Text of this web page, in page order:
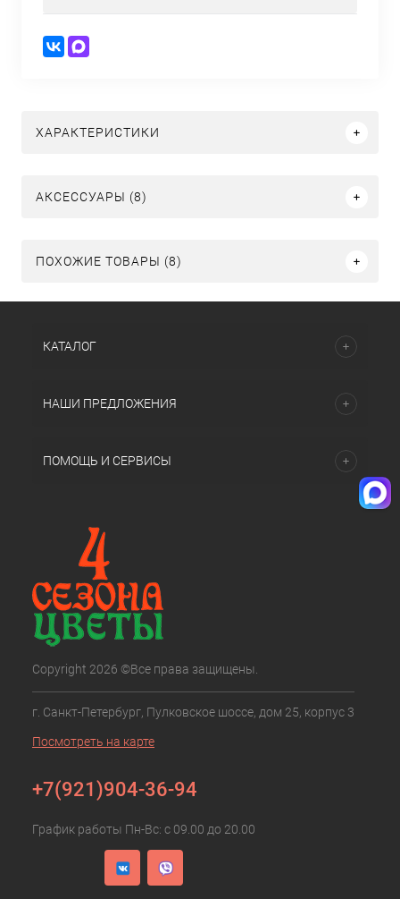
ХАРАКТЕРИСТИКИ
АКСЕССУАРЫ (8)
ПОХОЖИЕ ТОВАРЫ (8)
КАТАЛОГ
НАШИ ПРЕДЛОЖЕНИЯ
ПОМОЩЬ И СЕРВИСЫ
Copyright 2026 ©Все права защищены.
г. Санкт-Петербург, Пулковское шоссе, дом 25, корпус 3
Посмотреть на карте
+7(921)904-36-94
График работы Пн-Вс: с 09.00 до 20.00